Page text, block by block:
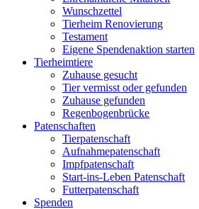
Wunschzettel
Tierheim Renovierung
Testament
Eigene Spendenaktion starten
Tierheimtiere
Zuhause gesucht
Tier vermisst oder gefunden
Zuhause gefunden
Regenbogenbrücke
Patenschaften
Tierpatenschaft
Aufnahmepatenschaft
Impfpatenschaft
Start-ins-Leben Patenschaft
Futterpatenschaft
Spenden